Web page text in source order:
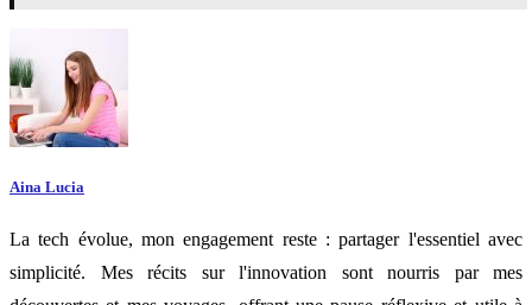
Aina Lucia
La tech évolue, mon engagement reste : partager l'essentiel avec
simplicité. Mes récits sur l'innovation sont nourris par mes